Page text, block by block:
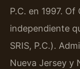
P.C. en 1997.
independiente
SRIS, P.C.).
Nueva Jersey y